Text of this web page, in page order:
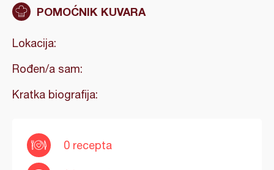
POMOĆNIK KUVARA
Lokacija:
Rođen/a sam:
Kratka biografija:
0 recepta